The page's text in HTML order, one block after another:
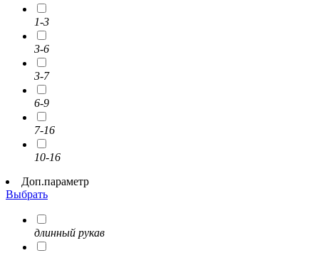
1-3
3-6
3-7
6-9
7-16
10-16
Доп.параметр
Выбрать
длинный рукав